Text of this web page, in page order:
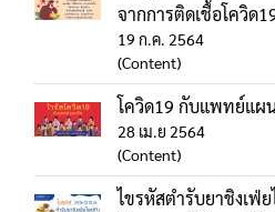
จากการติดเชื้อโควิด
19 ก.ค. 2564
(Content)
โควิด19 กับแพทย์แผ
28 เม.ย 2564
(Content)
ไขรหัสตำรับยาชิงเฟ่